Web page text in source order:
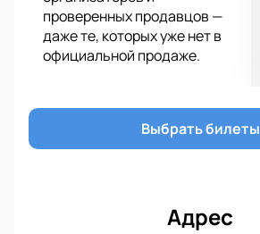
проверенных продавцов —
даже те, которых уже нет в
официальной продаже.
Выбрать билеты
Адрес